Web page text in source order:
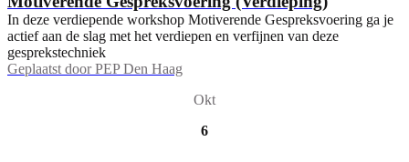
In deze verdiepende workshop Motiverende Gespreksvoering ga je
actief aan de slag met het verdiepen en verfijnen van deze
gesprekstechniek
Geplaatst door PEP Den Haag
Okt
6